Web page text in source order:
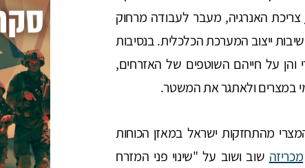
צריכת האנרגיה, מעבר לעבודה מרחוק
ייצוב המערכת הכלכלית. בנסיבות
על חייהם השוטפים של האזרחים,
במצרים ולאתגר את המשטר.
מהתחזקות ישראל במאזן הכוחות
מכריזה שוב ושוב על "שינוי פני המזרח